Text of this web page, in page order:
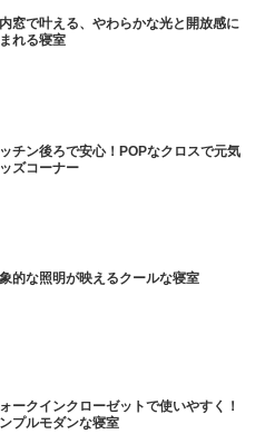
窓で叶える、やわらかな光と開放感に
れる寝室
チン後ろで安心！POPなクロスで元気
ズコーナー
的な照明が映えるクールな寝室
ークインクローゼットで使いやすく！
プルモダンな寝室